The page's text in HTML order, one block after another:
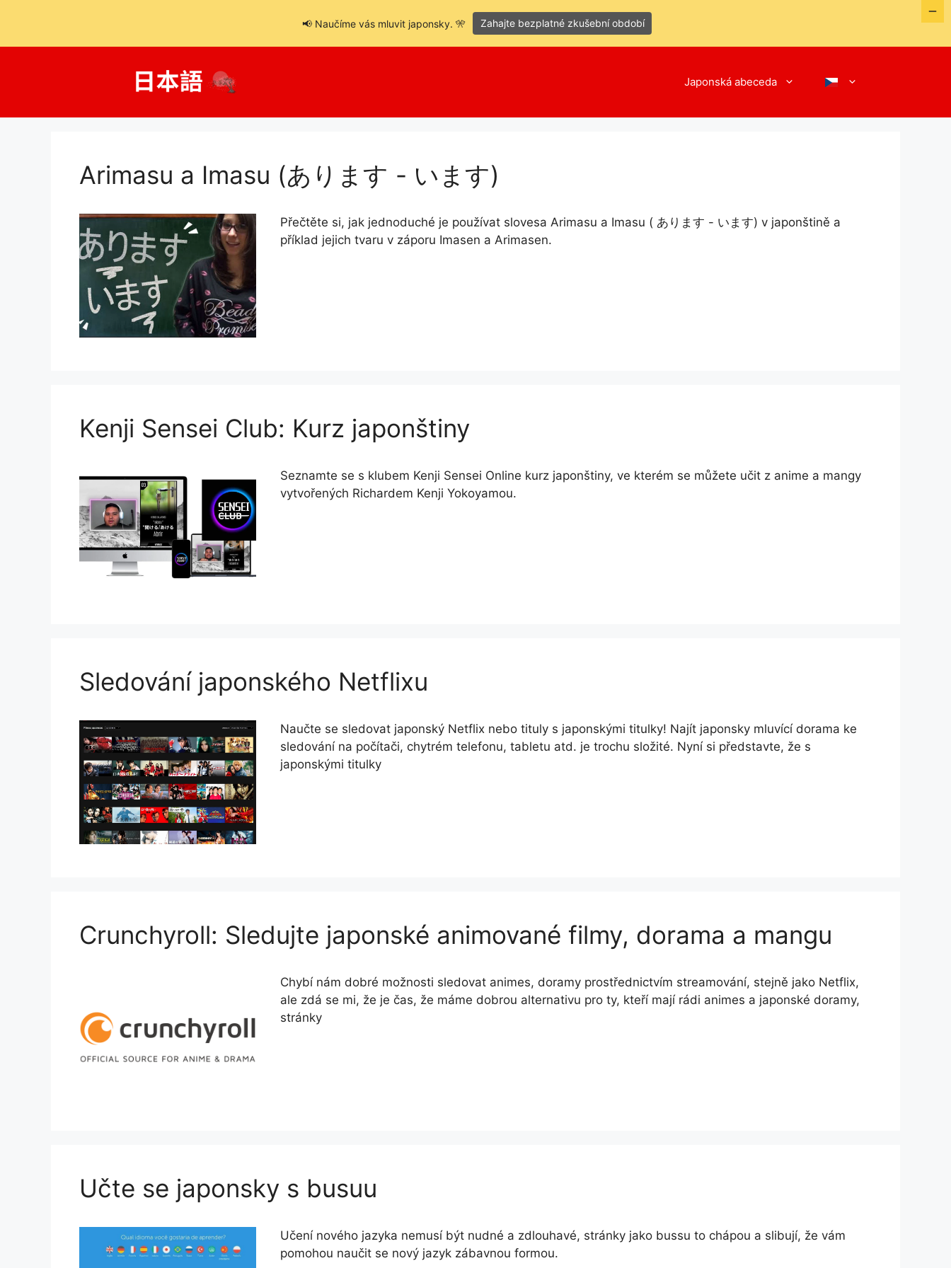
Japonská abeceda
Arimasu a Imasu (あります - います)
Přečtěte si, jak jednoduché je používat slovesa Arimasu a Imasu ( あります - います) v japonštině a
příklad jejich tvaru v záporu Imasen a Arimasen.
Kenji Sensei Club: Kurz japonštiny
Seznamte se s klubem Kenji Sensei Online kurz japonštiny, ve kterém se můžete učit z anime a mangy
vytvořených Richardem Kenji Yokoyamou.
Sledování japonského Netflixu
Naučte se sledovat japonský Netflix nebo tituly s japonskými titulky! Najít japonsky mluvící dorama ke
sledování na počítači, chytrém telefonu, tabletu atd. je trochu složité. Nyní si představte, že s
japonskými titulky
Crunchyroll: Sledujte japonské animované filmy, dorama a mangu
Chybí nám dobré možnosti sledovat animes, doramy prostřednictvím streamování, stejně jako Netflix,
ale zdá se mi, že je čas, že máme dobrou alternativu pro ty, kteří mají rádi animes a japonské doramy,
stránky
Učte se japonsky s busuu
Učení nového jazyka nemusí být nudné a zdlouhavé, stránky jako bussu to chápou a slibují, že vám
pomohou naučit se nový jazyk zábavnou formou.
📢 Naučíme vás mluvit japonsky. 🎌 Zahajte bezplatné zkušební období